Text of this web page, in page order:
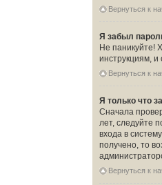
Вернуться к
Я забыл
Не паникуйте!
инструкциям,
Вернуться к
Я только что
Сначала
лет, следуйте
входа в
получено, то
Вернуться к